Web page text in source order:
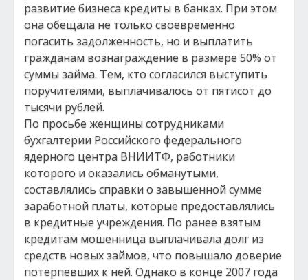
развитие бизнеса кредиты в банках. При этом
она обещала не только своевременно
погасить задолженность, но и выплатить
гражданам вознаграждение в размере 50% от
суммы займа. Тем, кто согласился выступить
поручителями, выплачивалось от пятисот до
тысячи рублей.
По просьбе женщины сотрудниками
бухгалтерии Российского федерального
ядерного центра ВНИИТФ, работники
которого и оказались обманутыми,
составлялись справки о завышенной сумме
заработной платы, которые предоставлялись
в кредитные учреждения. По ранее взятым
кредитам мошенница выплачивала долг из
средств новых займов, что повышало доверие
потерпевших к ней. Однако в конце 2007 года